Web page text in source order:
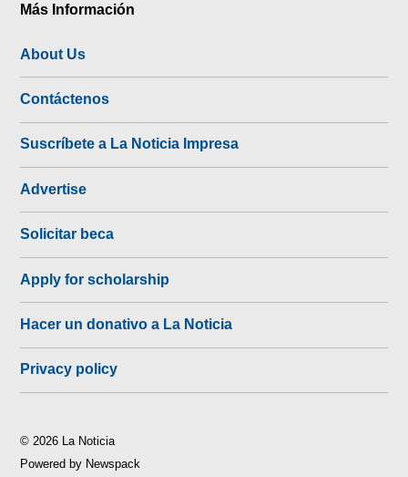
Más Información
About Us
Contáctenos
Suscríbete a La Noticia Impresa
Advertise
Solicitar beca
Apply for scholarship
Hacer un donativo a La Noticia
Privacy policy
© 2026 La Noticia
Powered by Newspack